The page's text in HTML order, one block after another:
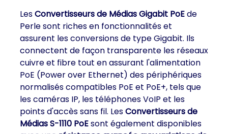
LesConvertisseurs de Médias Gigabit PoEde
Perle sont riches en fonctionnalités et
assurent les conversions de type Gigabit. Ils
connectent de façon transparente les réseaux
cuivre et fibre tout en assurant l'alimentation
PoE (Power over Ethernet) des périphériques
normalisés compatibles PoE et PoE+, tels que
les caméras IP, les téléphones VoIP et les
points d'accès sans fil. LesConvertisseurs de
Médias S-1110 PoEsont également disponibles